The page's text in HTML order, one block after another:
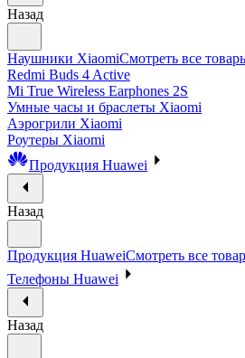
Назад
Наушники XiaomiСмотреть все
Redmi Buds 4 Active
Mi True Wireless Earphones 2S
Умные часы и браслеты Xiaomi
Аэрогрили Xiaomi
Роутеры Xiaomi
Продукция Huawei
Назад
Продукция HuaweiСмотреть все
Телефоны Huawei
Назад